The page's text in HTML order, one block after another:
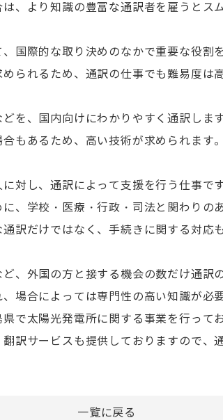
、より知識の豊富な通訳者を雇うとス
国際的な取り決めのなかで重要な役割
られるため、通訳の仕事でも難易度は
を、国内向けにわかりやすく通訳します
もあるため、高い技術が求められます。
対し、通訳によって支援を行う仕事です
、学校・医療・行政・司法と関わりの
訳だけではなく、手続きに関する対応
、外国の方と接する機会の数だけ通訳
場合によっては専門性の高い知識が必要
で太陽光発電所に関する事業を行って
訳サービスも提供しておりますので、
一覧に戻る